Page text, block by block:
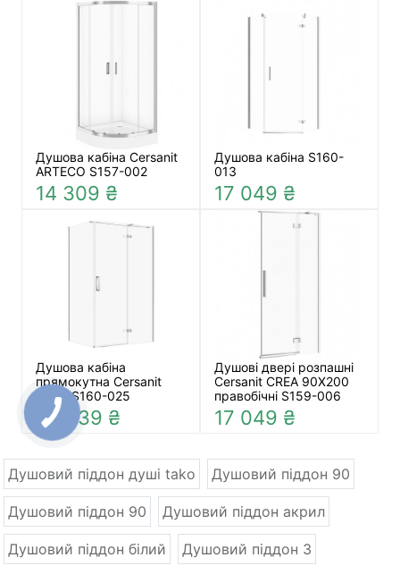
Душова кабіна Cersanit
ARTECO S157-002
14 309 ₴
Душова кабіна S160-
013
17 049 ₴
Душова кабіна
прямокутна Cersanit
JOTA S160-025
23 839 ₴
Душові двері розпашні
Cersanit CREA 90X200
правобічні S159-006
17 049 ₴
Душовий піддон душі tako Душовий піддон 90
Душовий піддон 90 Душовий піддон акрил
Душовий піддон білий Душовий піддон 3